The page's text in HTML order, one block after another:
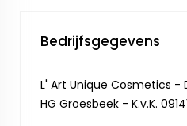
Bedrijfsgegevens
L' Art Unique Cosmetics -
HG Groesbeek - K.v.K.